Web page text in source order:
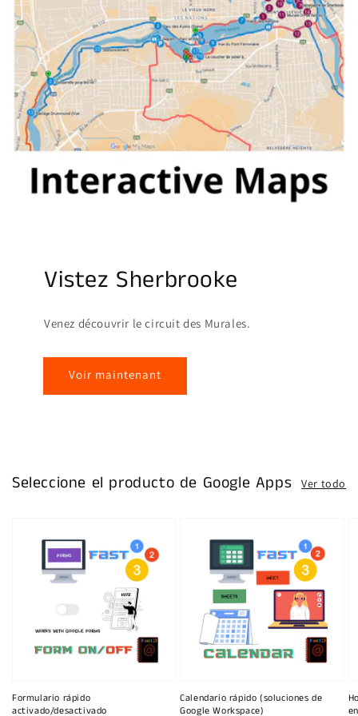
Vistez Sherbrooke
Venez découvrir le circuit des Murales.
Voir maintenant
Seleccione el producto de Google Apps Ver todo
Formulario rápido
activado/desactivado
Calendario rápido (soluciones de
Google Workspace)